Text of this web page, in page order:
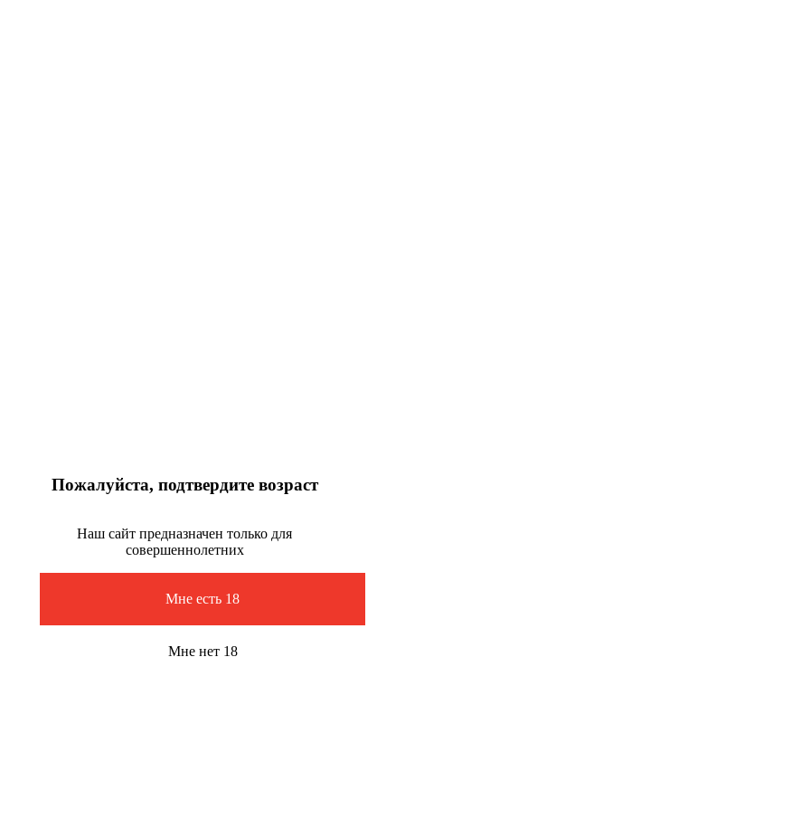
Пожалуйста, подтвердите возраст
Наш сайт предназначен только для
совершеннолетних
Мне есть 18
Мне нет 18